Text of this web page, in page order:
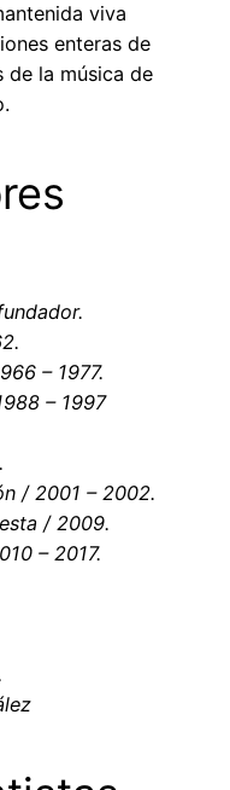
viva
enteras de
de la música de
– 1977.
– 1997
/ 2001 – 2002.
/ 2009.
– 2017.